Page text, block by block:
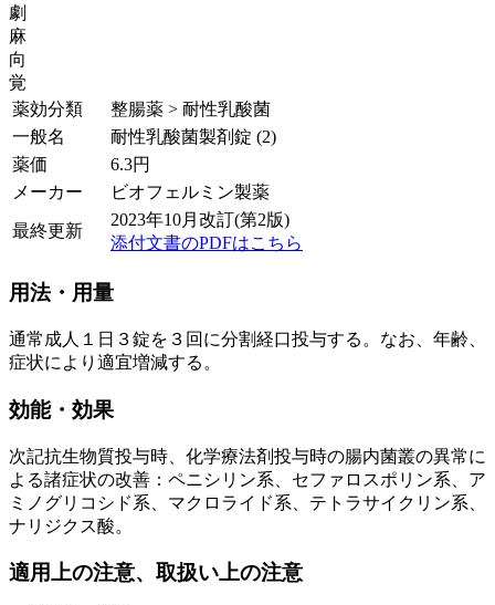
劇
麻
向
覚
薬効分類
整腸薬 > 耐性乳酸菌
一般名
耐性乳酸菌製剤錠 (2)
薬価
6.3円
メーカー
ビオフェルミン製薬
最終更新
2023年10月改訂(第2版)
添付文書のPDFはこちら
用法・用量
通常成人１日３錠を３回に分割経口投与する。なお、年齢、
症状により適宜増減する。
効能・効果
次記抗生物質投与時、化学療法剤投与時の腸内菌叢の異常に
よる諸症状の改善：ペニシリン系、セファロスポリン系、ア
ミノグリコシド系、マクロライド系、テトラサイクリン系、
ナリジクス酸。
適用上の注意、取扱い上の注意